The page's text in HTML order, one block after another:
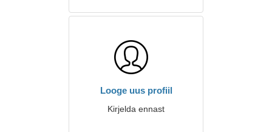
Looge uus profiil
Kirjelda ennast